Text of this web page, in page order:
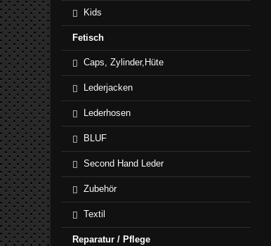
Kids
Fetisch
Caps, Zylinder,Hüte
Lederjacken
Lederhosen
BLUF
Second Hand Leder
Zubehör
Textil
Reparatur / Pflege